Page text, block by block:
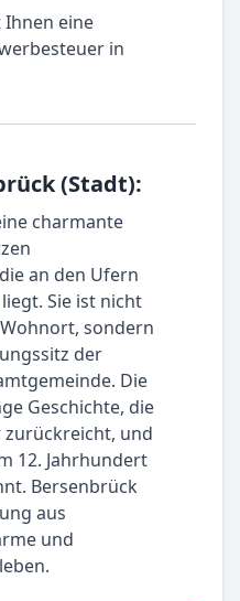
Ihnen eine
in
(Stadt):
charmante
an den Ufern
Sie ist nicht
sondern
der
Die
Geschichte, die
und
12. Jahrhundert
Bersenbrück
aus
und